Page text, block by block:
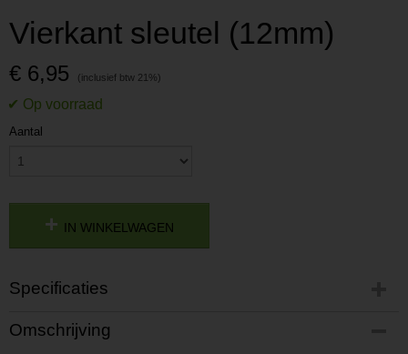
Vierkant sleutel (12mm)
€ 6,95
Aantal
IN WINKELWAGEN
Specificaties
Productcode
P201805091242
Omschrijving